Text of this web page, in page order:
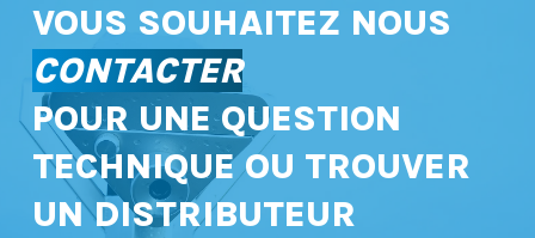
VOUS SOUHAITEZ NOUS
CONTACTER
POUR UNE QUESTION
TECHNIQUE OU TROUVER
UN DISTRIBUTEUR